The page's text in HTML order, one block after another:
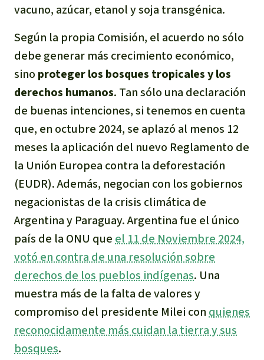
vacuno, azúcar, etanol y soja transgénica.
Según la propia Comisión, el acuerdo no sólo
debe generar más crecimiento económico,
sino proteger los bosques tropicales y los
derechos humanos. Tan sólo una declaración
de buenas intenciones, si tenemos en cuenta
que, en octubre 2024, se aplazó al menos 12
meses la aplicación del nuevo Reglamento de
la Unión Europea contra la deforestación
(EUDR). Además, negocian con los gobiernos
negacionistas de la crisis climática de
Argentina y Paraguay. Argentina fue el único
país de la ONU que el 11 de Noviembre 2024,
votó en contra de una resolución sobre
derechos de los pueblos indígenas. Una
muestra más de la falta de valores y
compromiso del presidente Milei con quienes
reconocidamente más cuidan la tierra y sus
bosques.